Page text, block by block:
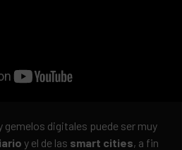
gemelos digitales puede ser muy
y el de las smart cities, a fin